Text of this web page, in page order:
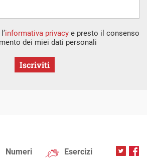
informativa privacy e presto il consenso
dei miei dati personali
Iscriviti
Numeri Esercizi